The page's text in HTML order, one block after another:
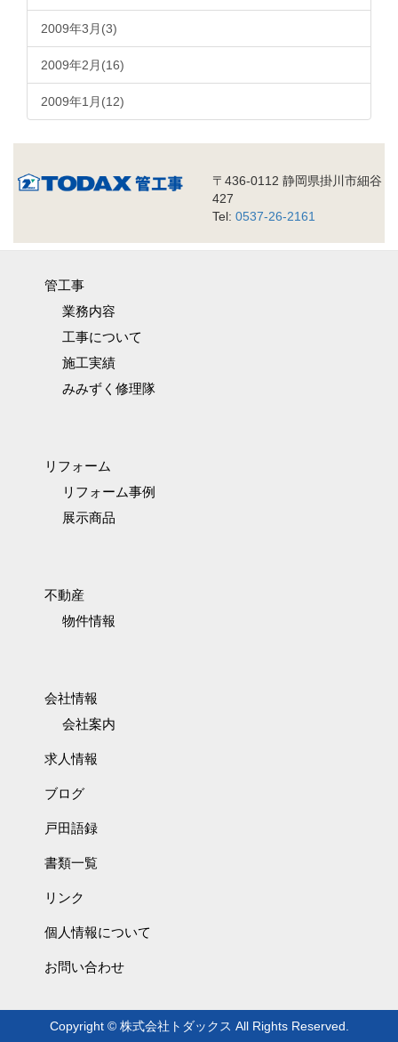
2009年3月(3)
2009年2月(16)
2009年1月(12)
〒436-0112 静岡県掛川市細谷
427
Tel: 0537-26-2161
管工事
業務内容
工事について
施工実績
みみずく修理隊
リフォーム
リフォーム事例
展示商品
不動産
物件情報
会社情報
会社案内
求人情報
ブログ
戸田語録
書類一覧
リンク
個人情報について
お問い合わせ
Copyright © 株式会社トダックス All Rights Reserved.